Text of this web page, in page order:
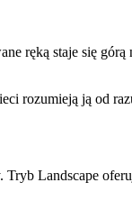
ręką staje się górą
rozumieją ją od
Landscape